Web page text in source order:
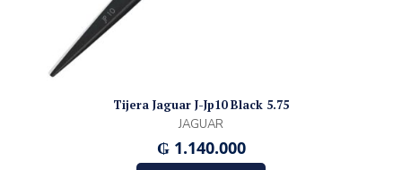
Tijera Jaguar J-Jp10 Black 5.75
JAGUAR
₲1.140.000